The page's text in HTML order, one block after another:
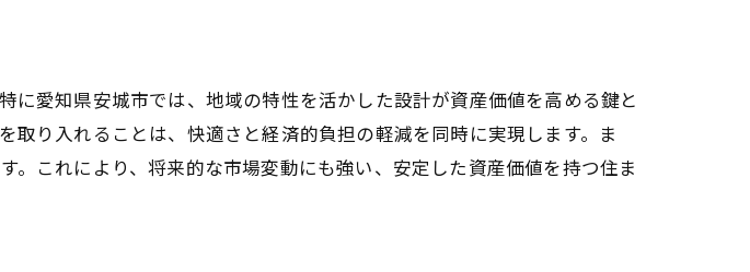
の具体的なプロセスを解説
愛知県安城市では、地域の特性を活かした設計が資産価値を高める鍵と
り入れることは、快適さと経済的負担の軽減を同時に実現します。ま
これにより、将来的な市場変動にも強い、安定した資産価値を持つ住ま